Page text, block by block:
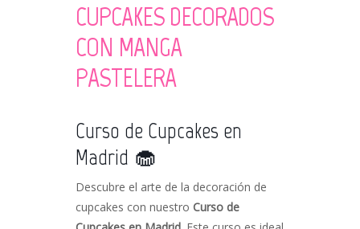
CUPCAKES DECORADOS
CON MANGA
PASTELERA
Curso de Cupcakes en
Madrid 🧁
Descubre el arte de la decoración de
cupcakes con nuestro Curso de